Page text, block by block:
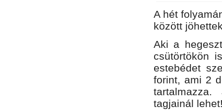
A hét
között
Aki a
csütörtökön
estebédet
forint, ami 2
tartalmazza.
tagjainál